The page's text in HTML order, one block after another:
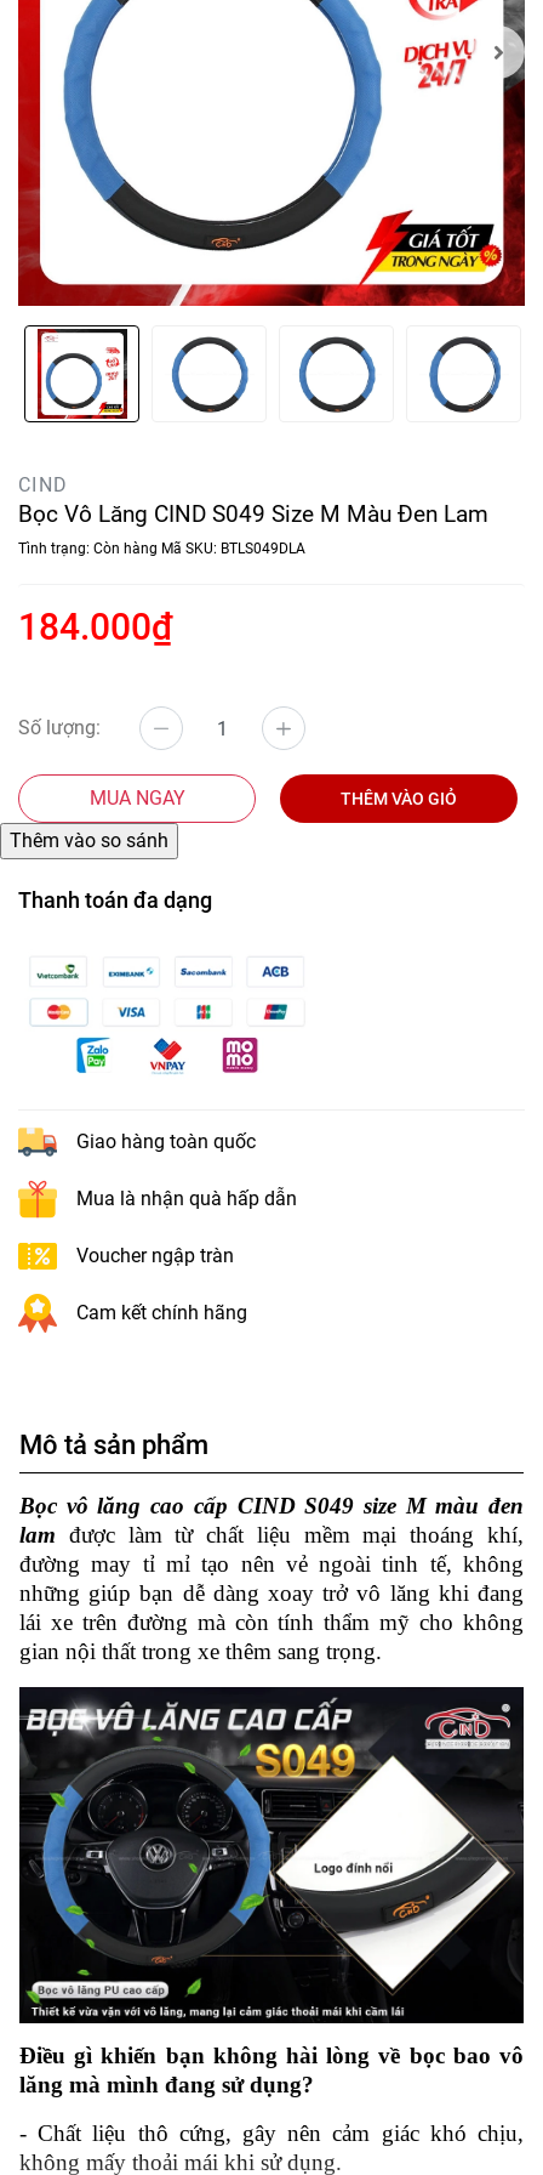
CIND
Bọc Vô Lăng CIND S049 Size M Màu Đen Lam
Tình trạng: Còn hàng Mã SKU: BTLS049DLA
184.000₫
Số lượng:
MUA NGAY THÊM VÀO GIỎ
Thanh toán đa dạng
Giao hàng toàn quốc
Mua là nhận quà hấp dẫn
Voucher ngập tràn
Cam kết chính hãng
Mô tả sản phẩm
Bọc vô lăng cao cấp CIND S049 size M màu đen
lam được làm từ chất liệu mềm mại thoáng khí,
đường may tỉ mỉ tạo nên vẻ ngoài tinh tế, không
những giúp bạn dễ dàng xoay trở vô lăng khi đang
lái xe trên đường mà còn tính thẩm mỹ cho không
gian nội thất trong xe thêm sang trọng.
Điều gì khiến bạn không hài lòng về bọc bao vô
lăng mà mình đang sử dụng?
- Chất liệu thô cứng, gây nên cảm giác khó chịu,
không mấy thoải mái khi sử dụng.